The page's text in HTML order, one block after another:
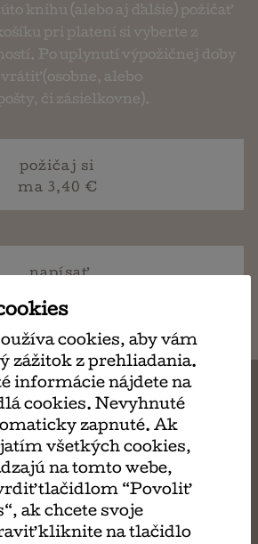
knihu (alebo aj ďalšie) požičať
pri platení si vyberte z
Po uplynutí výpožičnej doby
(osobne, alebo
či zásielkovne).
požičaj si
ma 3,40 €
napísať
VÁM TIEŽ
cookies, aby vám
zážitok z prehliadania.
informácie nájdete na
cookies. Nevyhnuté
zapnuté. Ak
všetkých cookies,
na tomto webe,
tlačidlom “Povoliť
ak chcete svoje
kliknite na tlačidlo